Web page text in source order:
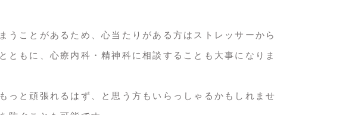
うことがあるため、心当たりがある方はストレッサーから
ともに、心療内科・精神科に相談することも大事になりま
っと頑張れるはず、と思う方もいらっしゃるかもしれませ